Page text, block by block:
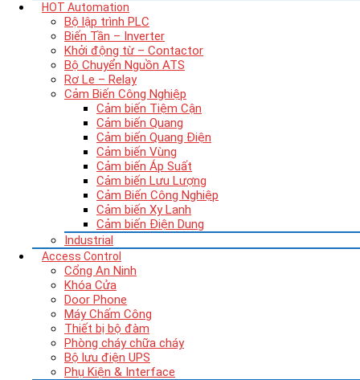
HOT Automation
Bộ lập trình PLC
Biến Tần – Inverter
Khởi động từ – Contactor
Bộ Chuyển Nguồn ATS
Rơ Le – Relay
Cảm Biến Công Nghiệp
Cảm biến Tiệm Cận
Cảm biến Quang
Cảm biến Quang Điện
Cảm biến Vùng
Cảm biến Áp Suất
Cảm biến Lưu Lượng
Cảm Biến Công Nghiệp
Cảm biến Xy Lanh
Cảm biến Điện Dung
Industrial
Access Control
Cổng An Ninh
Khóa Cửa
Door Phone
Máy Chấm Công
Thiết bị bộ đàm
Phòng cháy chữa cháy
Bộ lưu điện UPS
Phụ Kiện & Interface